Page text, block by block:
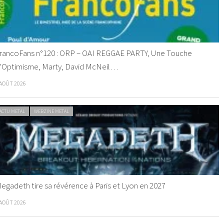
n°120 : ORP – OAI REGGAE PARTY, Une Touche
Marty, David McNeil…
2026
METAL WEBZINE METAL
tire sa révérence à Paris et Lyon en 2027
2026